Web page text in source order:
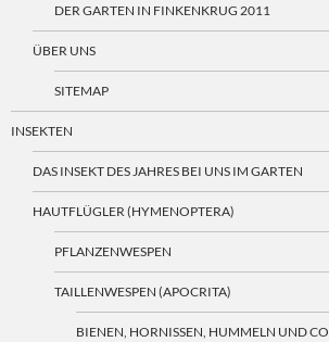
DER GARTEN IN FINKENKRUG 2011
ÜBER UNS
SITEMAP
INSEKTEN
DAS INSEKT DES JAHRES BEI UNS IM GARTEN
HAUTFLÜGLER (HYMENOPTERA)
PFLANZENWESPEN
TAILLENWESPEN (APOCRITA)
BIENEN, HORNISSEN, HUMMELN UND CO.